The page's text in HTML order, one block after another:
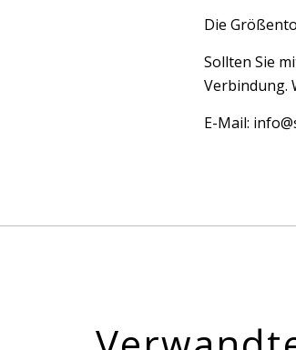
Die
Sollten Sie
Verbindung.
E-Mail: